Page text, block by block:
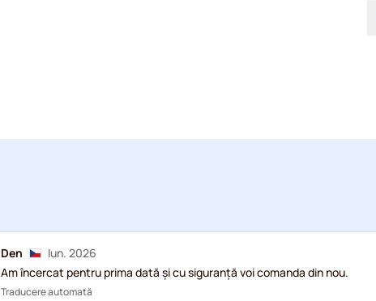
Den
Iun. 2026
Am încercat pentru prima dată și cu siguranță voi comanda din nou.
Traducere automată